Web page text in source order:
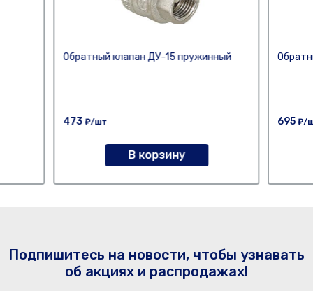
Обратный клапан ДУ-15 пружинный
473 ₽/шт
В корзину
695 ₽/
Подпишитесь на новости, чтобы узнавать
об акциях и распродажах!